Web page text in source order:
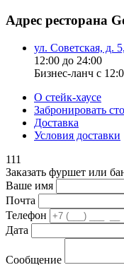
Адрес ресторана
ул. Советская, д.
12:00 до 24:00
Бизнес-ланч с
О стейк-хаусе
Забронировать
Доставка
Условия доставки
111
Заказать фуршет или
Ваше имя
Почта
Телефон
Дата
Сообщение